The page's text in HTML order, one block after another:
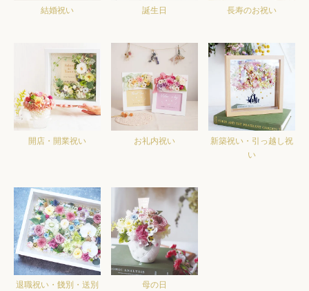
結婚祝い 誕生日 長寿のお祝い
開店・開業祝い お礼内祝い
新築祝い・引っ越し祝
い
退職祝い・餞別・送別 母の日